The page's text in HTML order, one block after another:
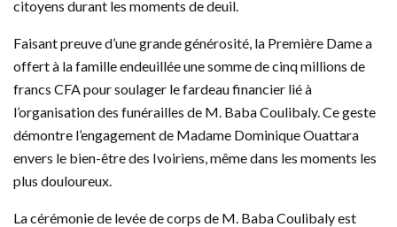
citoyens durant les moments de deuil.
Faisant preuve d’une grande générosité, la Première Dame a
offert à la famille endeuillée une somme de cinq millions de
francs CFA pour soulager le fardeau financier lié à
l’organisation des funérailles de M. Baba Coulibaly. Ce geste
démontre l’engagement de Madame Dominique Ouattara
envers le bien-être des Ivoiriens, même dans les moments les
plus douloureux.
La cérémonie de levée de corps de M. Baba Coulibaly est